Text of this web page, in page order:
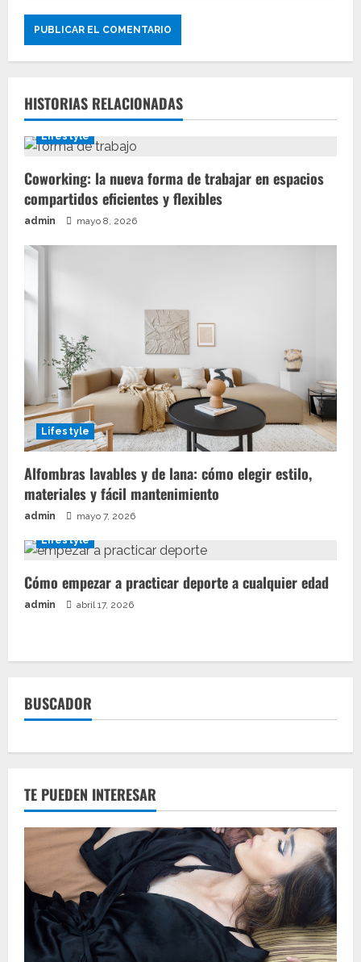
HISTORIAS RELACIONADAS
Lifestyle
Coworking: la nueva forma de trabajar en espacios
compartidos eficientes y flexibles
admin mayo 8, 2026
Lifestyle
Alfombras lavables y de lana: cómo elegir estilo,
materiales y fácil mantenimiento
admin mayo 7, 2026
Lifestyle
Cómo empezar a practicar deporte a cualquier edad
admin abril 17, 2026
BUSCADOR
TE PUEDEN INTERESAR